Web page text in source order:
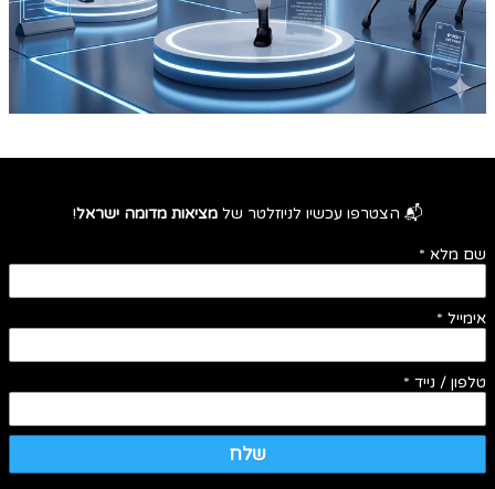
📬 הצטרפו עכשיו לניוזלטר של מציאות מדומה ישראל!
שם מלא *
אימייל *
טלפון / נייד *
שלח